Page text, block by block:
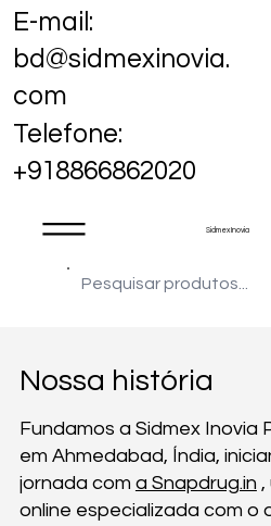
Sidmex Inovia
E-mail:
bd@sidmexinovia.
com
Telefone:
+918866862020
Nossa história
Fundamos a Sidmex Inovia
em Ahmedabad, Índia,
jornada com a Snapdrug.in ,
online especializada com o